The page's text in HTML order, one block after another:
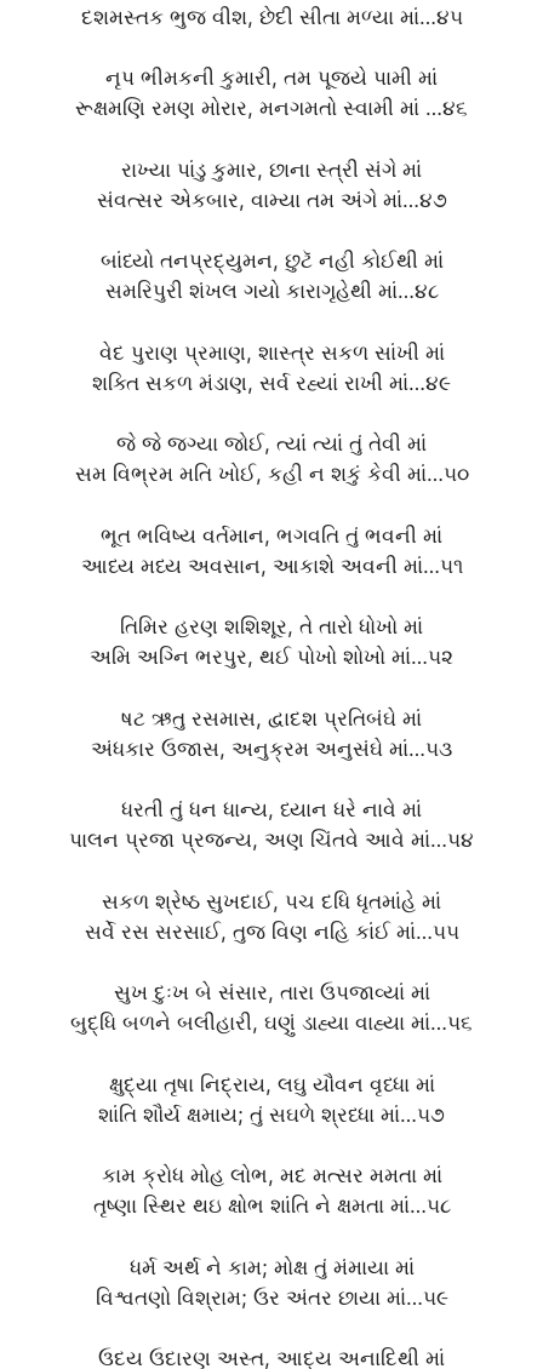
દશમસ્તક ભુજ વીશ, છેદી સીતા મળ્યા માં…૪૫
નૃપ ભીમકની કુમારી, તમ પૂજ્યે પામી માં
રૂક્ષમણિ રમણ મોરાર, મનગમતો સ્વામી માં …૪૬
રાખ્યા પાંડુ કુમાર, છાના સ્ત્રી સંગે માં
સંવત્સર એકબાર, વામ્યા તમ અંગે માં…૪૭
બાંધ્યો તનપ્રદ્યુમન, છુટૅ નહી કોઈથી માં
સમરિપુરી શંખલ ગયો કારાગૃહેથી માં…૪૮
વેદ પુરાણ પ્રમાણ, શાસ્ત્ર સકળ સાંખી માં
શક્તિ સકળ મંડાણ, સર્વ રહ્યાં રાખી માં…૪૯
જે જે જગ્યા જોઈ, ત્યાં ત્યાં તું તેવી માં
સમ વિભ્રમ મતિ ખોઈ, કહી ન શકું કેવી માં…૫૦
ભૂત ભવિષ્ય વર્તમાન, ભગવતિ તું ભવની માં
આધ્ય મધ્ય અવસાન, આકાશે અવની માં…૫૧
તિમિર હરણ શશિશૂર, તે તારો ધોખો માં
અમિ અગ્નિ ભરપુર, થઈ પોખો શોખો માં…૫૨
ષટ ઋતુ રસમાસ, દ્વાદશ પ્રતિબંઘે માં
અંધકાર ઉજાસ, અનુક્રમ અનુસંઘે માં…૫૩
ધરતી તું ધન ધાન્ય, ધ્યાન ધરે નાવે માં
પાલન પ્રજા પ્રજન્ય, અણ ચિંતવે આવે માં…૫૪
સકળ શ્રેષ્ઠ સુખદાઈ, પચ દધિ ધૃતમાંહે માં
સર્વે રસ સરસાઈ, તુજ વિણ નહિ કાંઈ માં…૫૫
સુખ દુઃખ બે સંસાર, તારા ઉપજાવ્યાં માં
બુદ્ધિ બળને બલીહારી, ઘણું ડાહ્યા વાહ્યા માં…૫૬
ક્ષુદ્યા તૃષા નિદ્રાય, લઘુ યૌવન વૃધ્ધા માં
શાંતિ શૌર્ય ક્ષમાય; તું સઘળે શ્રધ્ધા માં…૫૭
કામ ક્રોધ મોહ લોભ, મદ મત્સર મમતા માં
તૃષ્ણા સ્થિર થઇ ક્ષોભ શાંતિ ને ક્ષમતા માં…૫૮
ધર્મ અર્થ ને કામ; મોક્ષ તું મંમાયા માં
વિશ્વતણો વિશ્રામ; ઉર અંતર છાયા માં…૫૯
ઉદય ઉદારણ અસ્ત, આદ્ય અનાદિથી માં